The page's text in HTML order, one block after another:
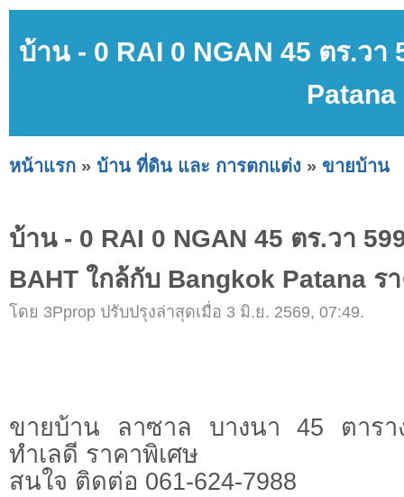
บ้าน - 0 RAI 0 NGAN 45 ตร.ว
หน้าแรก » บ้าน ที่ดิน และ การตกแต่ง » ขายบ้าน
บ้าน - 0 RAI 0 NGAN 45 ตร.วา
BAHT ใกล้กับ Bangkok Patana ร
โดย 3Pprop ปรับปรุงล่าสุดเมื่อ 3 มิ.ย. 2569, 07:49.
ขายบ้าน ลาซาล บางนา 45 ตาร
ทำเลดี ราคาพิเศษ
สนใจ ติดต่อ 061-624-7988